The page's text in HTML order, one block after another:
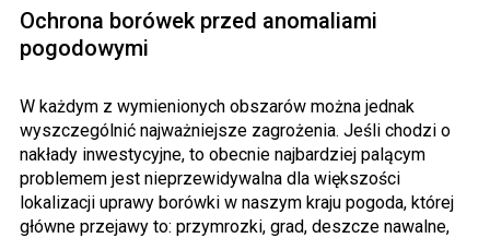
Ochrona borówek przed anomaliami
pogodowymi
W każdym z wymienionych obszarów można jednak
wyszczególnić najważniejsze zagrożenia. Jeśli chodzi o
nakłady inwestycyjne, to obecnie najbardziej palącym
problemem jest nieprzewidywalna dla większości
lokalizacji uprawy borówki w naszym kraju pogoda, której
główne przejawy to: przymrozki, grad, deszcze nawalne,